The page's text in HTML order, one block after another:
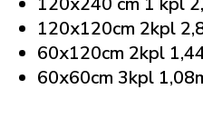
120x120cm 2kpl
60x120cm 2kpl
60x60cm 3kpl